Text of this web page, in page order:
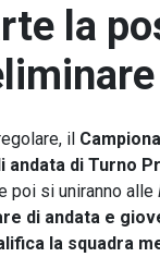
la
il
andata di Turno
poi si uniranno alle
di andata e
la squadra